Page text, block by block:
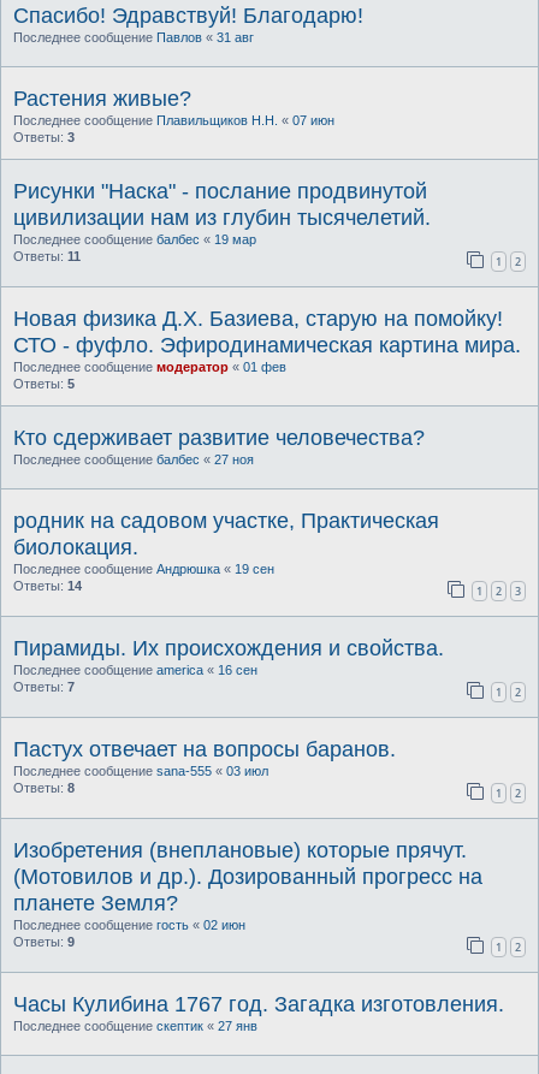
Спасибо! Эдравствуй! Благодарю!
Последнее сообщение Павлов « 31 авг
Растения живые?
Последнее сообщение Плавильщиков Н.Н. « 07 июн
Ответы: 3
Рисунки "Наска" - послание продвинутой
цивилизации нам из глубин тысячелетий.
Последнее сообщение балбес « 19 мар
Ответы: 11 1 2
Новая физика Д.Х. Базиева, старую на помойку!
СТО - фуфло. Эфиродинамическая картина мира.
Последнее сообщение модератор « 01 фев
Ответы: 5
Кто сдерживает развитие человечества?
Последнее сообщение балбес « 27 ноя
родник на садовом участке, Практическая
биолокация.
Последнее сообщение Андрюшка « 19 сен
Ответы: 14 1 2 3
Пирамиды. Их происхождения и свойства.
Последнее сообщение america « 16 сен
Ответы: 7 1 2
Пастух отвечает на вопросы баранов.
Последнее сообщение sana-555 « 03 июл
Ответы: 8 1 2
Изобретения (внеплановые) которые прячут.
(Мотовилов и др.). Дозированный прогресс на
планете Земля?
Последнее сообщение гость « 02 июн
Ответы: 9 1 2
Часы Кулибина 1767 год. Загадка изготовления.
Последнее сообщение скептик « 27 янв